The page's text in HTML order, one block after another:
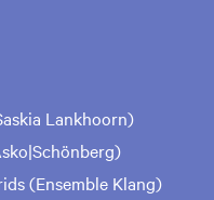
Lankhoorn)
(Ensemble Klang)